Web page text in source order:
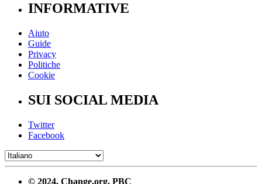
INFORMATIVE
Aiuto
Guide
Privacy
Politiche
Cookie
SUI SOCIAL MEDIA
Twitter
Facebook
© 2024, Change.org, PBC